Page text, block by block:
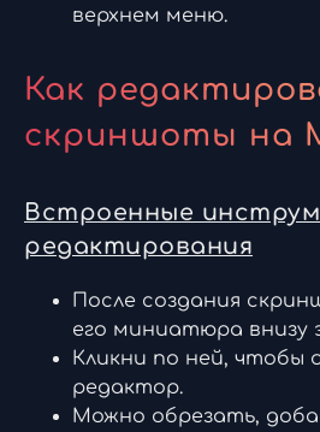
верхнем меню.
Как
скриншоты на
Встроенные
редактирования
После создания
его миниатюра внизу
Кликни по ней, чтобы
редактор.
Можно обрезать,